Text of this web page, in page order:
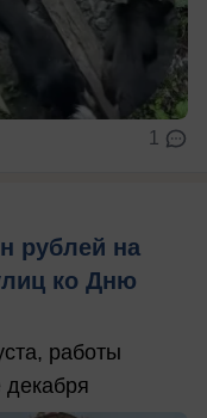
1
рублей на
ко Дню
работы